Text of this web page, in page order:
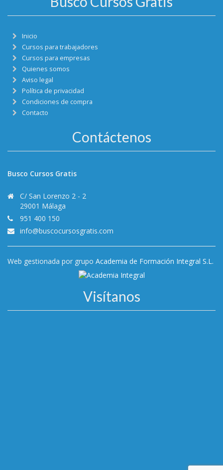
Inicio
Cursos para trabajadores
Cursos para empresas
Quienes somos
Aviso legal
Política de privacidad
Condiciones de compra
Contacto
Contáctenos
Busco Cursos Gratis
C/ San Lorenzo 2 - 2
29001 Málaga
951 400 150
info@buscocursosgratis.com
Web gestionada por grupo Academia de Formación Integral S.L.
Visítanos